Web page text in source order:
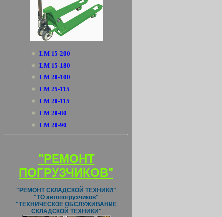
LM 15-200
LM 15-180
LM 20-100
LM 25-115
LM 20-115
LM 20-80
LM 20-90
"РЕМОНТ
ПОГРУЗЧИКОВ"
"РЕМОНТ СКЛАДСКОЙ ТЕХНИКИ"
"ТО автопогрузчиков"
"ТЕХНИЧЕСКОЕ ОБСЛУЖИВАНИЕ
СКЛАДСКОЙ ТЕХНИКИ"